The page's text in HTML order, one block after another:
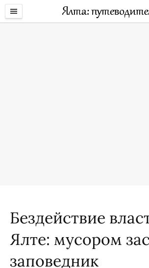
Бездействие
Ялте: мусором
заповедник